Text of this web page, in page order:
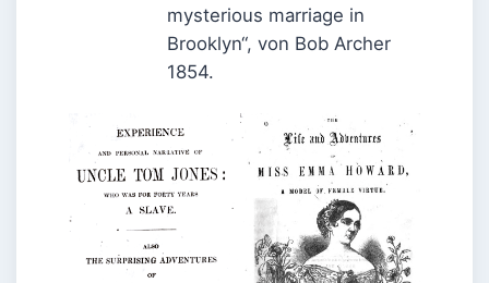
mysterious marriage in
Brooklyn“, von Bob Archer
1854.